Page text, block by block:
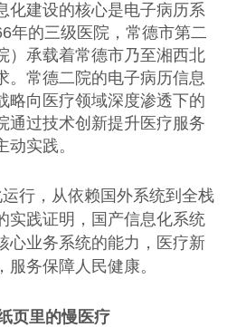
化建设的核心是电子病历系
年的三级医院，常德市第二
）承载着常德市乃至湘西北
。常德二院的电子病历信息
略向医疗领域深度渗透下的
通过技术创新提升医疗服务
实践。
行，从依赖国外系统到全栈
实践证明，国产信息化系统
心业务系统的能力，医疗新
务保障人民健康。
页里的慢医疗